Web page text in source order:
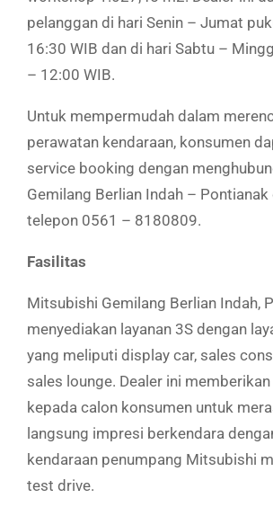
pelanggan di hari Senin – Jumat
16:30 WIB dan di hari Sabtu –
– 12:00 WIB.
Untuk mempermudah dalam
perawatan kendaraan, konsumen
service booking dengan
Gemilang Berlian Indah –
telepon 0561 – 8180809.
Fasilitas
Mitsubishi Gemilang Berlian Indah,
menyediakan layanan 3S dengan
yang meliputi display car, sales
sales lounge. Dealer ini
kepada calon konsumen untuk
langsung impresi berkendara
kendaraan penumpang Mitsubishi
test drive.